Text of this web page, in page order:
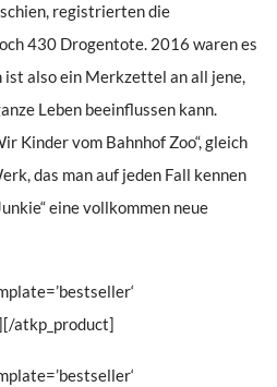
registrierten die
430 Drogentote. 2016 waren es
ist also ein Merkzettel an all jene,
Leben beeinflussen kann.
Kinder vom Bahnhof Zoo“, gleich
das man auf jeden Fall kennen
eine vollkommen neue
atkp_product]